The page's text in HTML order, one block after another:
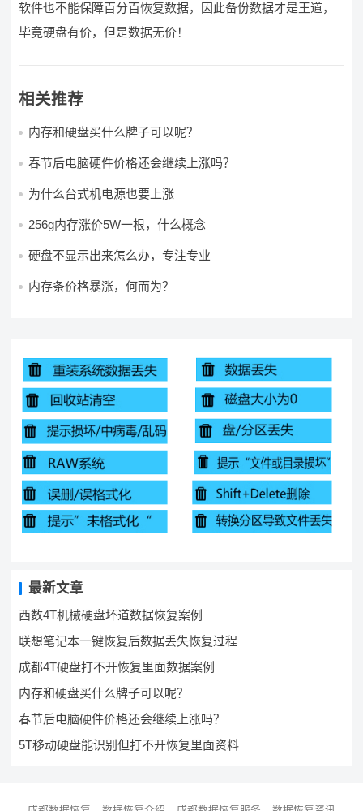
软件也不能保障百分百恢复数据，因此备份数据才是王道，
毕竟硬盘有价，但是数据无价！
相关推荐
内存和硬盘买什么牌子可以呢？
春节后电脑硬件价格还会继续上涨吗？
为什么台式机电源也要上涨
256g内存涨价5W一根，什么概念
硬盘不显示出来怎么办，专注专业
内存条价格暴涨，何而为？
最新文章
西数4T机械硬盘坏道数据恢复案例
联想笔记本一键恢复后数据丢失恢复过程
成都4T硬盘打不开恢复里面数据案例
内存和硬盘买什么牌子可以呢？
春节后电脑硬件价格还会继续上涨吗？
5T移动硬盘能识别但打不开恢复里面资料